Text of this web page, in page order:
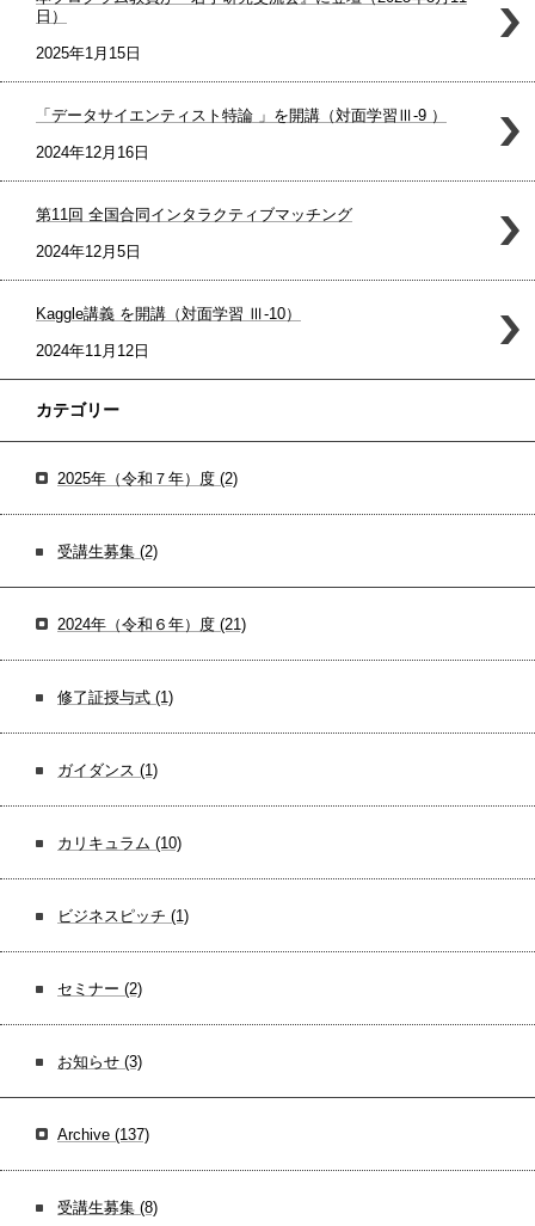
日）
2025年1月15日
「データサイエンティスト特論 」を開講（対面学習Ⅲ-9 ）
2024年12月16日
第11回 全国合同インタラクティブマッチング
2024年12月5日
Kaggle講義 を開講（対面学習 Ⅲ-10）
2024年11月12日
カテゴリー
2025年（令和７年）度 (2)
受講生募集 (2)
2024年（令和６年）度 (21)
修了証授与式 (1)
ガイダンス (1)
カリキュラム (10)
ビジネスピッチ (1)
セミナー (2)
お知らせ (3)
Archive (137)
受講生募集 (8)